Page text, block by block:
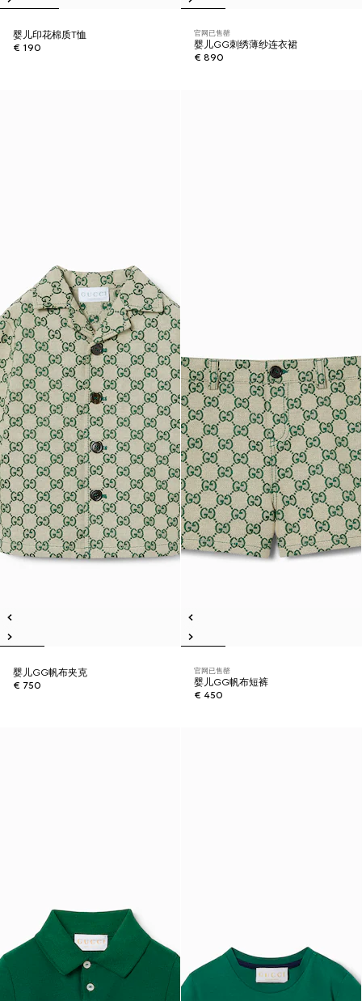
婴儿印花棉质T恤
€ 190
官网已售罄
婴儿GG刺绣薄纱连衣裙
€ 890
婴儿GG帆布夹克
€ 750
官网已售罄
婴儿GG帆布短裤
€ 450